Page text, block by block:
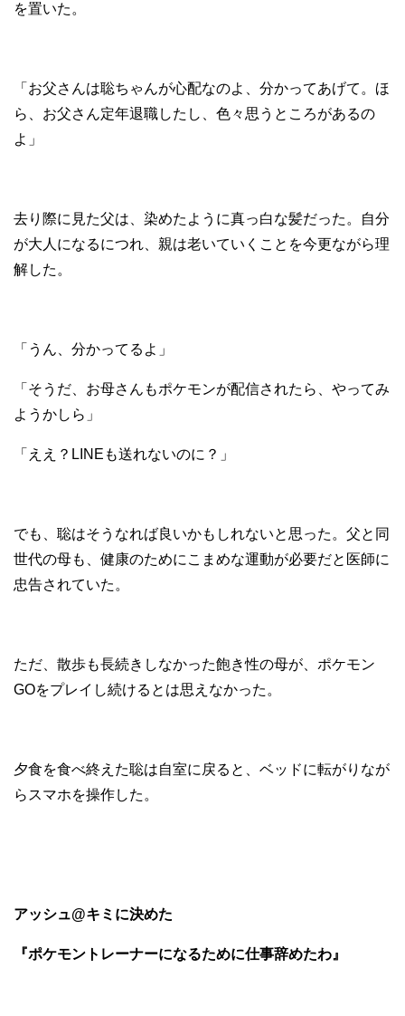
を置いた。
「お父さんは聡ちゃんが心配なのよ、分かってあげて。ほ
ら、お父さん定年退職したし、色々思うところがあるの
よ」
去り際に見た父は、染めたように真っ白な髪だった。自分
が大人になるにつれ、親は老いていくことを今更ながら理
解した。
「うん、分かってるよ」
「そうだ、お母さんもポケモンが配信されたら、やってみ
ようかしら」
「ええ？LINEも送れないのに？」
でも、聡はそうなれば良いかもしれないと思った。父と同
世代の母も、健康のためにこまめな運動が必要だと医師に
忠告されていた。
ただ、散歩も長続きしなかった飽き性の母が、ポケモン
GOをプレイし続けるとは思えなかった。
夕食を食べ終えた聡は自室に戻ると、ベッドに転がりなが
らスマホを操作した。
アッシュ@キミに決めた
『ポケモントレーナーになるために仕事辞めたわ』